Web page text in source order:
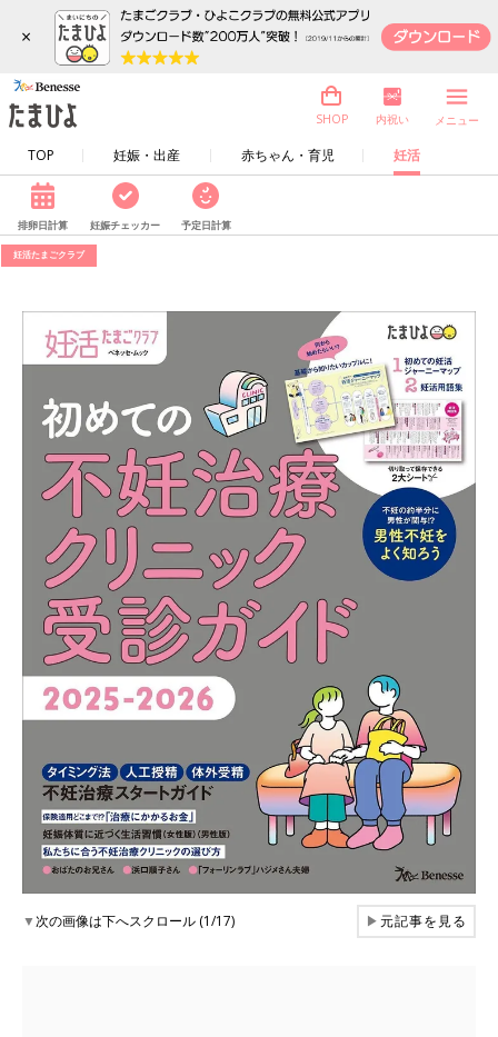
×
TOP 妊娠・出産 赤ちゃん・育児 妊活
SHOP 内祝い メニュー
排卵日計算 妊娠チェッカー 予定日計算
妊活たまごクラブ
▼次の画像は下へスクロール (1/17) ▶元記事を見る